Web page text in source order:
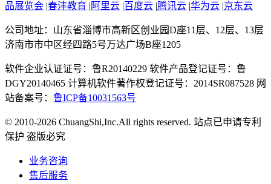
品展览会 春沣教育 阿里云 百度云 腾讯云 华为云 京东云
公司地址：山东省淄博市高新区创业园D座11层、12层、13层
济南市市中区经四路5号万达广场B座1205
软件企业认证证号：鲁R20140229 软件产品登记证号：鲁
DGY20140465 计算机软件著作权登记证号：2014SR087528 网
站备案号： 鲁ICP备10031563号
© 2010-2026 ChuangShi,Inc.All rights reserved. 站点已申请专利
保护 盗版必究
业务咨询
售后服务